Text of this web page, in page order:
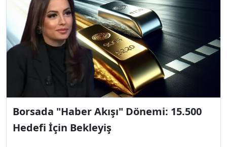
Borsada "Haber Akışı" Dönemi: 15.500
Hedefi İçin Bekleyiş